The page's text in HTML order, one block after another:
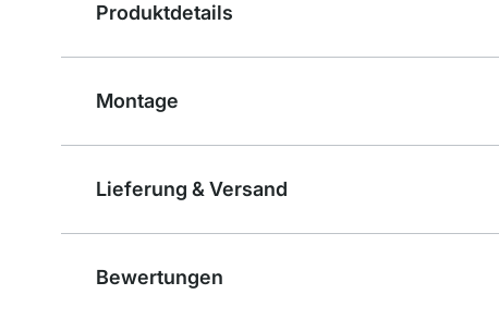
Produktdetails
Montage
Lieferung & Versand
Bewertungen